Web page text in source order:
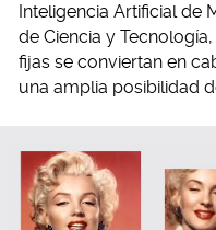
Inteligencia Artificial de
de Ciencia y
fijas se conviertan en
una amplia posibilidad